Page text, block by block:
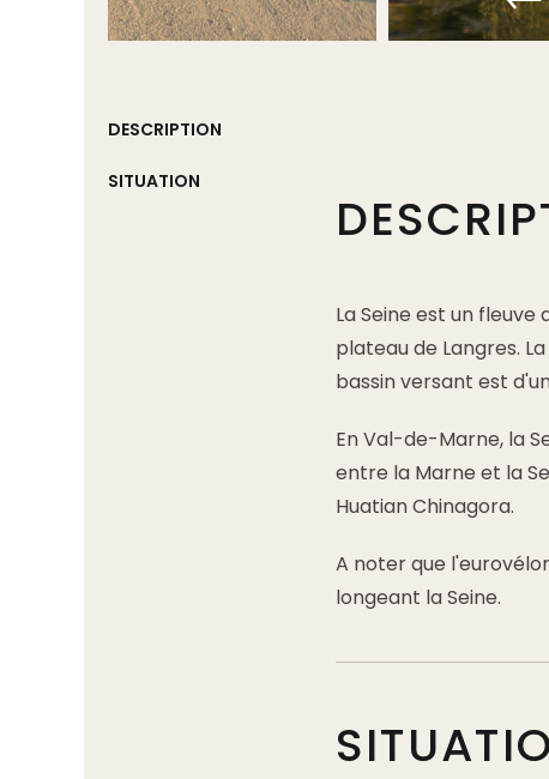
DESCRIPTION
SITUATION
La Seine est un
plateau de Langres.
bassin versant est
En Val-de-Marne, la
entre la Marne et la
Huatian Chinagora.
A noter que
longeant la Seine.